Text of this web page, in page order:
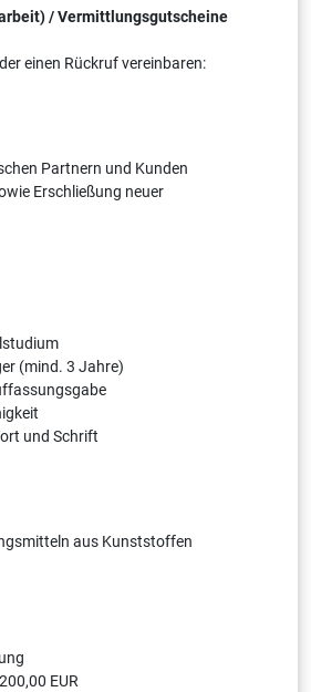
/ Vermittlungsgutscheine
einen Rückruf vereinbaren:
Partnern und Kunden
Erschließung neuer
(mind. 3 Jahre)
und Schrift
aus Kunststoffen
EUR